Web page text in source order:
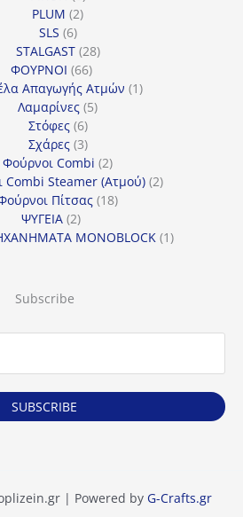
προϊόντα
PLUM 22
SLS 66
προϊόντα
STALGAST 2828
ΦΟΥΡΝΟΙ 6666
προϊόντα
Απαγωγής Ατμών 11
Λαμαρίνες 55
Στόφες 66
προϊόντα
Σχάρες 33
προϊόντα
Φούρνοι Combi 22
προϊόντα
Combi Steamer (Ατμού) 22
Πίτσας 1818
ΨΥΓΕΙΑ 22
προϊόντα
MONOBLOCK 11
Subscribe
SUBSCRIBE
| Powered by G-Crafts.gr